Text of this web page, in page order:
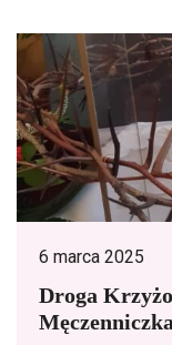
6 marca 2025
Droga